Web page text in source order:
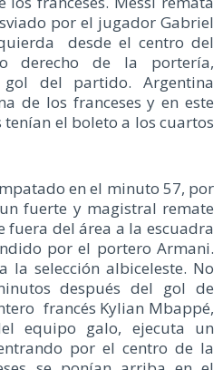
por el jugador Gabriel
desde el centro del
derecho de la portería,
del partido. Argentina
de los franceses y en este
el boleto a los cuartos
en el minuto 57, por
fuerte y magistral remate
fuera del área a la escuadra
por el portero Armani.
la selección albiceleste. No
después del gol de
francés Kylian Mbappé,
equipo galo, ejecuta un
por el centro de la